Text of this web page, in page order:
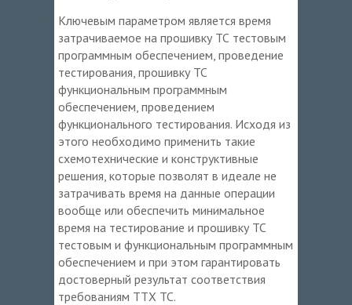
Ключевым параметром является время
затрачиваемое на прошивку ТС тестовым
программным обеспечением, проведение
тестирования, прошивку ТС
функциональным программным
обеспечением, проведением
функционального тестирования. Исходя из
этого необходимо применить такие
схемотехнические и конструктивные
решения, которые позволят в идеале не
затрачивать время на данные операции
вообще или обеспечить минимальное
время на тестирование и прошивку ТС
тестовым и функциональным программным
обеспечением и при этом гарантировать
достоверный результат соответствия
требованиям ТТХ ТС.